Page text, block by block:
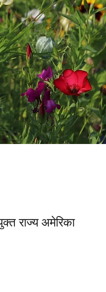
राज्य अमेरिका